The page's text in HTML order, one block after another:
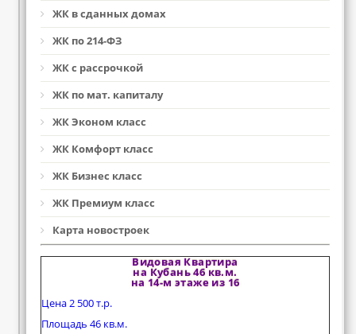
ЖК в сданных домах
ЖК по 214-ФЗ
ЖК с рассрочкой
ЖК по мат. капиталу
ЖК Эконом класс
ЖК Комфорт класс
ЖК Бизнес класс
ЖК Премиум класс
Карта новостроек
Видовая Квартира
на Кубань 46 кв.м.
на 14-м этаже из 16
Цена 2 500 т.р.
Площадь 46 кв.м.